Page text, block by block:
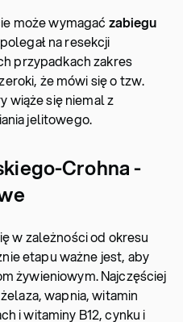
może wymagać zabiegu
na resekcji
przypadkach zakres
że mówi się o tzw.
wiąże się niemal z
jelitowego.
Crohna -
w zależności od okresu
etapu ważne jest, aby
żywieniowym. Najczęściej
wapnia, witamin
i witaminy B12, cynku i